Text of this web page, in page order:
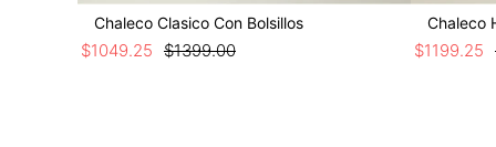
Chaleco Clasico Con Bolsillos
$1399.00
$1049.25
Chaleco
$1199.25